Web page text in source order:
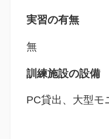
実習の有無
無
訓練施設の設備
PC貸出、大型モ